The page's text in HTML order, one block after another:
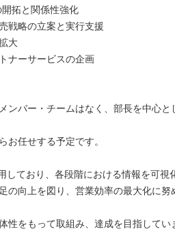
拓と関係性強化
戦略の立案と実行支援
大
ナーサービスの企画
ンバー・チームはなく、部長を中心と
お任せする予定です。
しており、各段階における情報を可視
の向上を図り、営業効率の最大化に努
性をもって取組み、達成を目指してい